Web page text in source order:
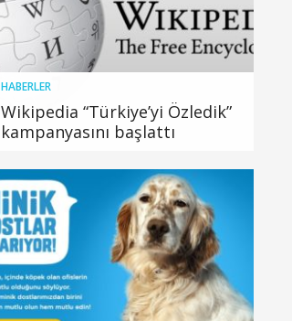
HABERLER
Wikipedia “Türkiye’yi Özledik”
kampanyasını başlattı